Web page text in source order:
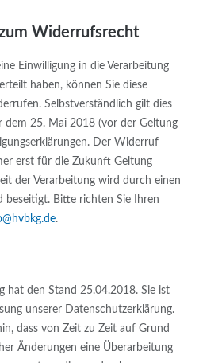
Widerrufsrecht
Einwilligung in die Verarbeitung
haben, können Sie diese
Selbstverständlich gilt dies
dem 25. Mai 2018 (vor der Geltung
Der Widerruf
erst für die Zukunft Geltung
der Verarbeitung wird durch einen
Bitte richten Sie Ihren
.
hat den Stand 25.04.2018. Sie ist
unserer Datenschutzerklärung.
dass von Zeit zu Zeit auf Grund
Änderungen eine Überarbeitung